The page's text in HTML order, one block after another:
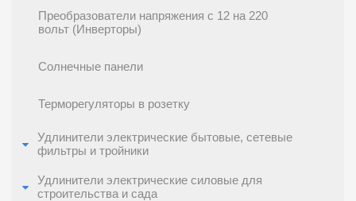
Преобразователи напряжения с 12 на 220
вольт (Инверторы)
Солнечные панели
Терморегуляторы в розетку
Удлинители электрические бытовые, сетевые
фильтры и тройники
Удлинители электрические силовые для
строительства и сада